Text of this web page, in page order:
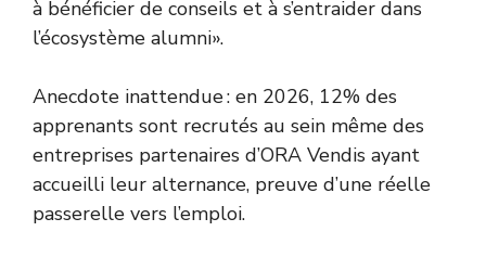
à bénéficier de conseils et à s’entraider dans
l’écosystème alumni».
Anecdote inattendue : en 2026, 12% des
apprenants sont recrutés au sein même des
entreprises partenaires d’ORA Vendis ayant
accueilli leur alternance, preuve d’une réelle
passerelle vers l’emploi.